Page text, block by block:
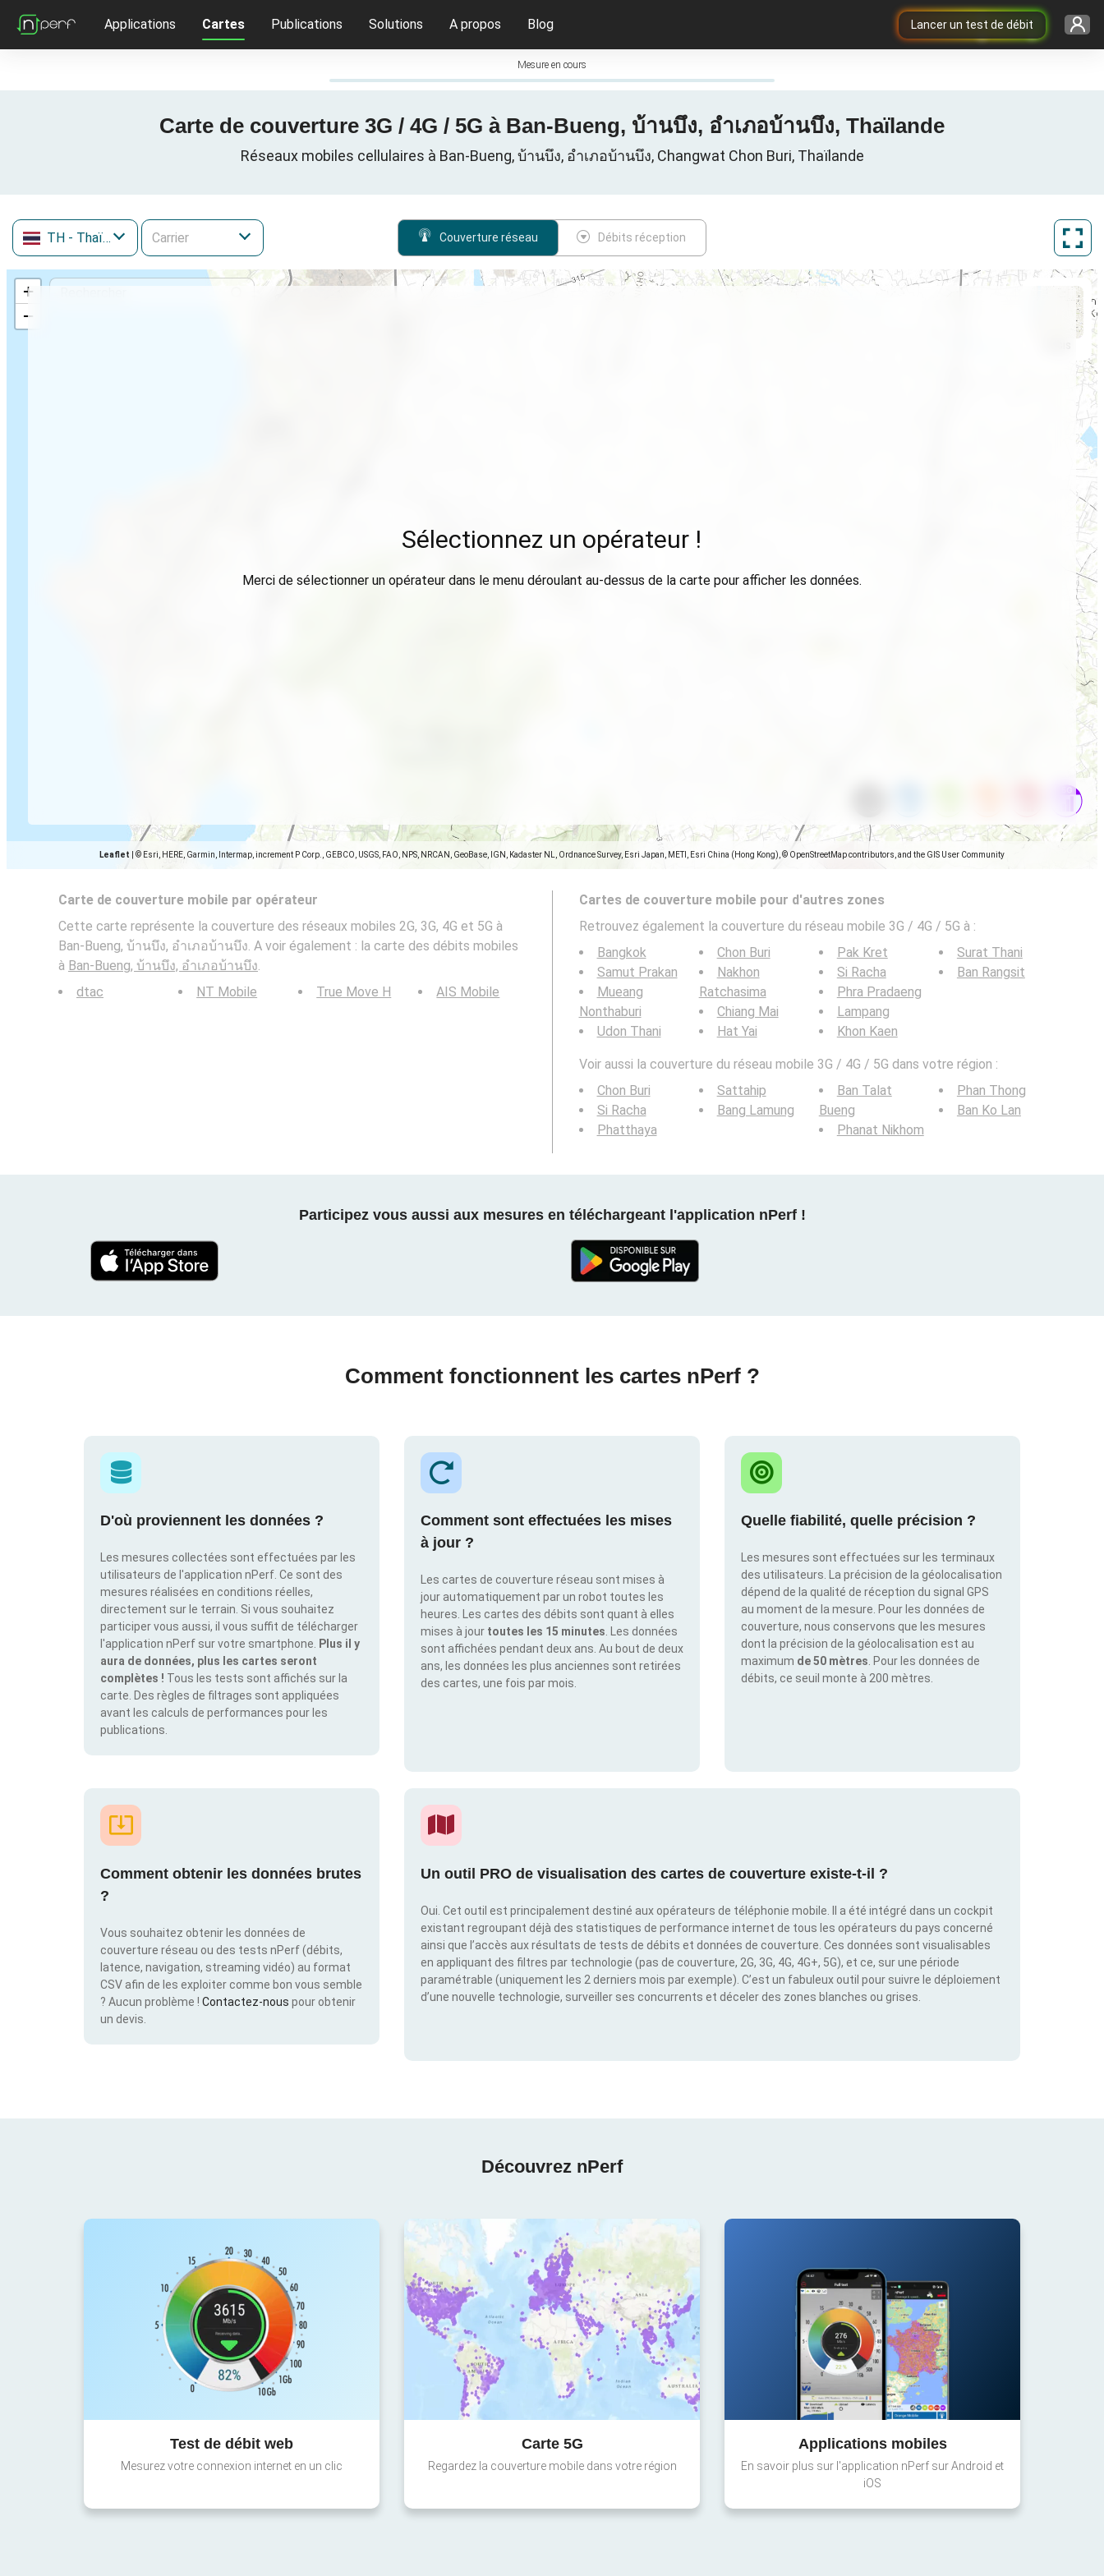
Lancer un test de débit
Applications Cartes Publications Solutions A propos Blog
Mesure en cours
Carte de couverture 3G / 4G / 5G à Ban-Bueng, บ้านบึง, อำเภอบ้านบึง, Thaïlande
Réseaux mobiles cellulaires à Ban-Bueng, บ้านบึง, อำเภอบ้านบึง, Changwat Chon Buri, Thaïlande
TH - Thaïlande Couverture réseau Débits réception
+
−
Leaflet © Esri, HERE, Garmin, Intermap, increment P Corp., GEBCO, USGS, FAO, NPS, NRCAN, GeoBase, IGN, Kadaster NL, Ordnance Survey, Esri Japan, METI, Esri China (Hong Kong), © OpenStreetMap contributors, and the GIS User Community
Sélectionnez un opérateur !
Merci de sélectionner un opérateur dans le menu déroulant au-dessus de la carte pour afficher les données.
Carte de couverture mobile par opérateur
Cette carte représente la couverture des réseaux mobiles 2G, 3G, 4G et 5G à
Ban-Bueng, บ้านบึง, อำเภอบ้านบึง. A voir également : la carte des débits mobiles
à Ban-Bueng, บ้านบึง, อำเภอบ้านบึง.
dtac
NT Mobile True Move H AIS Mobile
Cartes de couverture mobile pour d'autres zones
Retrouvez également la couverture du réseau mobile 3G / 4G / 5G à :
Bangkok
Samut Prakan
Mueang
Nonthaburi
Udon Thani
Chon Buri
Nakhon
Ratchasima
Chiang Mai
Hat Yai
Pak Kret
Si Racha
Phra Pradaeng
Lampang
Khon Kaen
Surat Thani
Ban Rangsit
Voir aussi la couverture du réseau mobile 3G / 4G / 5G dans votre région :
Chon Buri
Si Racha
Phatthaya
Sattahip
Bang Lamung
Ban Talat
Bueng
Phanat Nikhom
Phan Thong
Ban Ko Lan
Participez vous aussi aux mesures en téléchargeant l'application nPerf !
Comment fonctionnent les cartes nPerf ?
D'où proviennent les données ?
Les mesures collectées sont effectuées par les
utilisateurs de l'application nPerf. Ce sont des
mesures réalisées en conditions réelles,
directement sur le terrain. Si vous souhaitez
participer vous aussi, il vous suffit de télécharger
l'application nPerf sur votre smartphone.
Plus il y
aura de données, plus les cartes seront
complètes ! Tous les tests sont affichés sur la
carte. Des règles de filtrages sont appliquées
avant les calculs de performances pour les
publications.
Comment sont effectuées les mises
à jour ?
Les cartes de couverture réseau sont mises à
jour automatiquement par un robot toutes les
heures. Les cartes des débits sont quant à elles
mises à jour toutes les 15 minutes . Les données
sont affichées pendant deux ans. Au bout de deux
ans, les données les plus anciennes sont retirées
des cartes, une fois par mois.
Quelle fiabilité, quelle précision ?
Les mesures sont effectuées sur les terminaux
des utilisateurs. La précision de la géolocalisation
dépend de la qualité de réception du signal GPS
au moment de la mesure. Pour les données de
couverture, nous conservons que les mesures
dont la précision de la géolocalisation est au
maximum de 50 mètres . Pour les données de
débits, ce seuil monte à 200 mètres.
Comment obtenir les données brutes
?
Vous souhaitez obtenir les données de
couverture réseau ou des tests nPerf (débits,
latence, navigation, streaming vidéo) au format
CSV afin de les exploiter comme bon vous semble
? Aucun problème ! Contactez-nous pour obtenir
un devis.
Un outil PRO de visualisation des cartes de couverture existe-t-il ?
Oui. Cet outil est principalement destiné aux opérateurs de téléphonie mobile. Il a été intégré dans un cockpit
existant regroupant déjà des statistiques de performance internet de tous les opérateurs du pays concerné
ainsi que l’accès aux résultats de tests de débits et données de couverture. Ces données sont visualisables
en appliquant des filtres par technologie (pas de couverture, 2G, 3G, 4G, 4G+, 5G), et ce, sur une période
paramétrable (uniquement les 2 derniers mois par exemple). C’est un fabuleux outil pour suivre le déploiement
d’une nouvelle technologie, surveiller ses concurrents et déceler des zones blanches ou grises.
Découvrez nPerf
Test de débit web
Mesurez votre connexion internet en un clic
Carte 5G
Regardez la couverture mobile dans votre région
Applications mobiles
En savoir plus sur l'application nPerf sur Android et
iOS